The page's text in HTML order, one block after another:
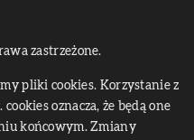
zastrzeżone.
pliki cookies. Korzystanie z
oznacza, że będą one
końcowym. Zmiany